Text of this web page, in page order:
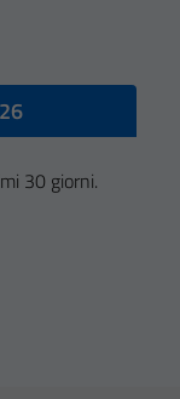
30 giorni.